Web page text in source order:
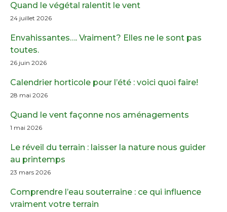
Quand le végétal ralentit le vent
24 juillet 2026
Envahissantes…. Vraiment? Elles ne le sont pas
toutes.
26 juin 2026
Calendrier horticole pour l’été : voici quoi faire!
28 mai 2026
Quand le vent façonne nos aménagements
1 mai 2026
Le réveil du terrain : laisser la nature nous guider
au printemps
23 mars 2026
Comprendre l’eau souterraine : ce qui influence
vraiment votre terrain